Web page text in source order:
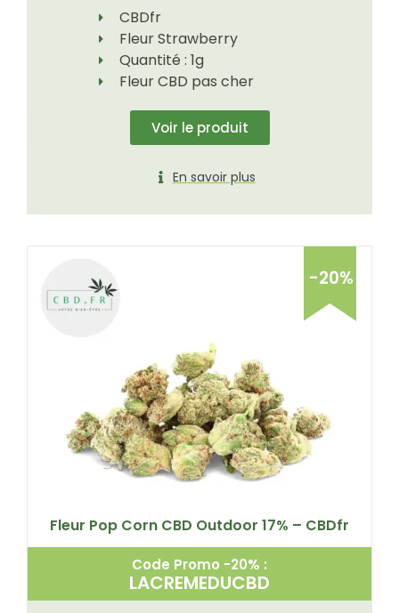
CBDfr
Fleur Strawberry
Quantité : 1g
Fleur CBD pas cher
Voir le produit
En savoir plus
-20%
Fleur Pop Corn CBD Outdoor 17% – CBDfr
Code Promo -20% :
LACREMEDUCBD